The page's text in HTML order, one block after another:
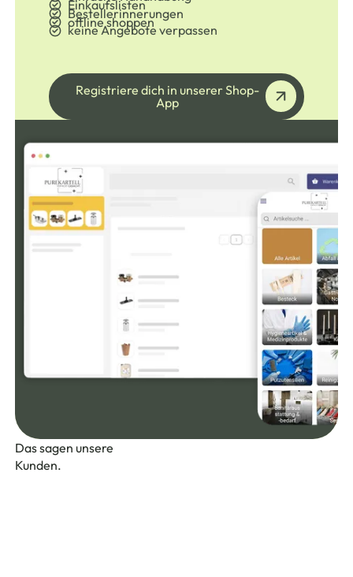
Einkaufslisten
Bestellerinnerungen
offline shoppen
keine Angebote verpassen
Registriere dich in unserer
Registriere dich in unserer Shop-
App
Das sagen unsere
Kunden.